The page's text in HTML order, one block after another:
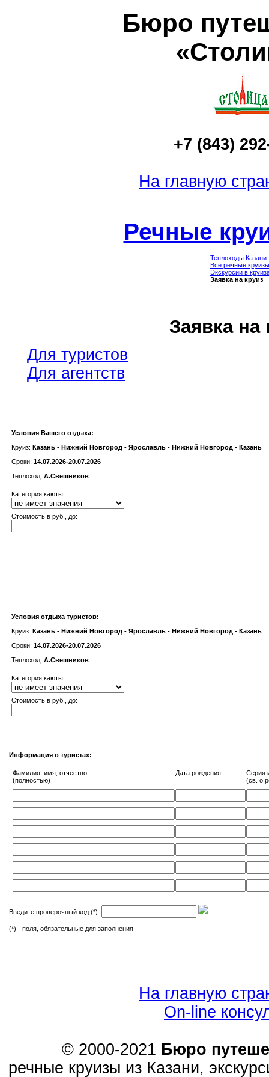
Бюро
+7 (843)
На главную
Речные
Теплоходы Казани
Все речные
Экскурсии в
Заявка на круиз
Заявка на
Для туристов
Для агентств
Условия Вашего отдыха:
Круиз: Казань - Нижний Новгород - Ярославль - Нижний Новгород - Казань
Сроки: 14.07.2026-20.07.2026
Теплоход: А.Свешников
Категория каюты:
Cтоимость в руб., до:
Условия отдыха туристов:
Круиз: Казань - Нижний Новгород - Ярославль - Нижний Новгород - Казань
Сроки: 14.07.2026-20.07.2026
Теплоход: А.Свешников
Категория каюты:
Cтоимость в руб., до:
Информация о туристах:
Фамилия, имя, отчество
(полностью)
Дата рождения
Серия
(св. о
Введите проверочный код (*):
(*) - поля, обязательные для заполнения
На главную
On-line
© 2000-2021 Бюро
речные круизы из Казани,